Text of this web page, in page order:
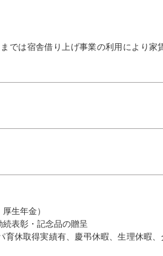
では宿舎借り上げ事業の利用により家
生年金）
表彰・記念品の贈呈
育休取得実績有、慶弔休暇、生理休暇